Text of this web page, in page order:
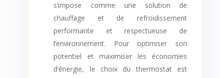
s’impose comme une solution de
chauffage et de refroidissement
performante et respectueuse de
l’environnement. Pour optimiser son
potentiel et maximiser les économies
d’énergie, le choix du thermostat est